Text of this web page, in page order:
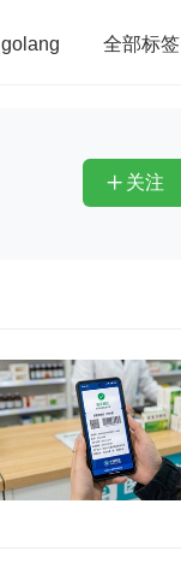
golang 全部标签
redis
 关注